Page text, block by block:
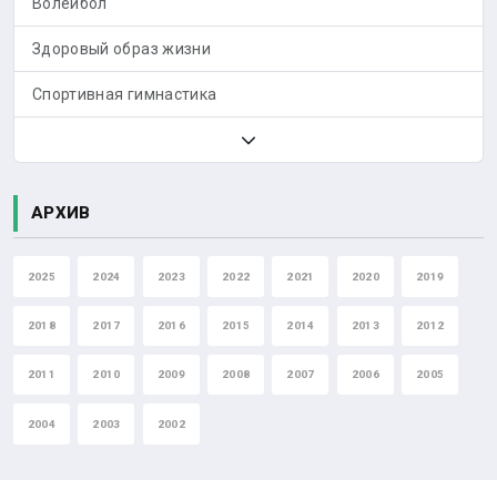
Волейбол
Здоровый образ жизни
Спортивная гимнастика
АРХИВ
2025 2024 2023 2022 2021 2020 2019
2018 2017 2016 2015 2014 2013 2012
2011 2010 2009 2008 2007 2006 2005
2004 2003 2002